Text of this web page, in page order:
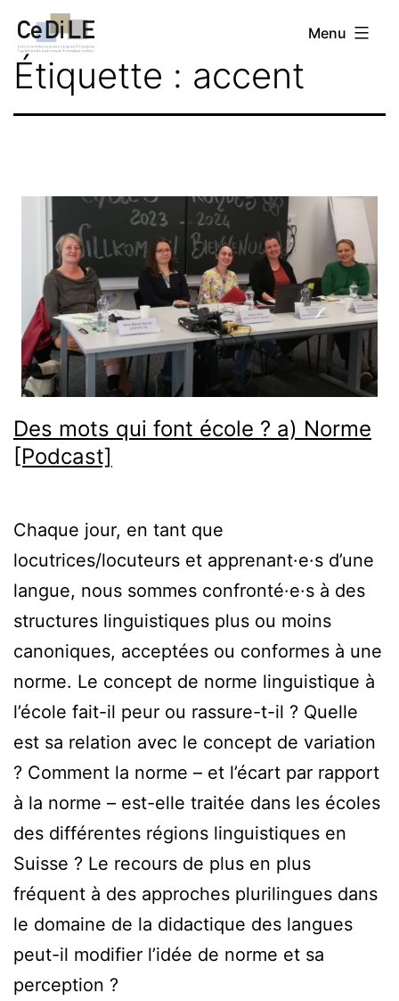
au
contenu
CeDiLE Menu
Étiquette : accent
Des mots qui font école ? a) Norme
[Podcast]
Chaque jour, en tant que
locutrices/locuteurs et apprenant·e·s d’une
langue, nous sommes confronté·e·s à des
structures linguistiques plus ou moins
canoniques, acceptées ou conformes à une
norme. Le concept de norme linguistique à
l’école fait-il peur ou rassure-t-il ? Quelle
est sa relation avec le concept de variation
? Comment la norme – et l’écart par rapport
à la norme – est-elle traitée dans les écoles
des différentes régions linguistiques en
Suisse ? Le recours de plus en plus
fréquent à des approches plurilingues dans
le domaine de la didactique des langues
peut-il modifier l’idée de norme et sa
perception ?